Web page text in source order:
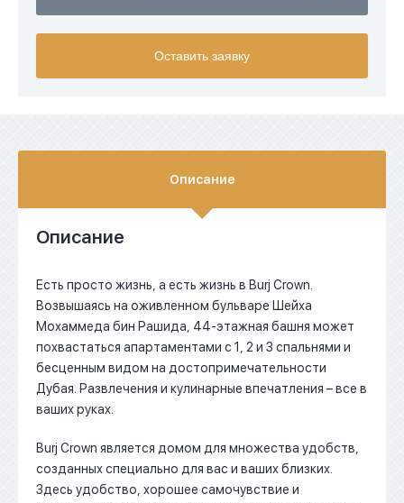
Оставить заявку
Описание
Описание
Есть просто жизнь, а есть жизнь в Burj Crown.
Возвышаясь на оживленном бульваре Шейха
Мохаммеда бин Рашида, 44-этажная башня может
похвастаться апартаментами с 1, 2 и 3 спальнями и
бесценным видом на достопримечательности
Дубая. Развлечения и кулинарные впечатления – все в
ваших руках.
Burj Crown является домом для множества удобств,
созданных специально для вас и ваших близких.
Здесь удобство, хорошее самочувствие и